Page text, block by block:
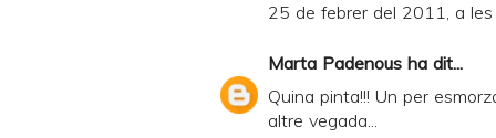
25 de febrer del 2011, a
Marta Padenous ha dit...
Quina pinta!!! Un per
altre vegada...